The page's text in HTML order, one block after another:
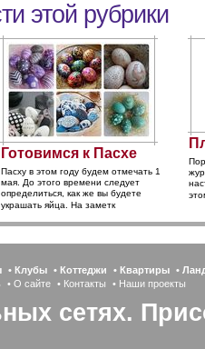
этой рубрики
Готовимся к Пасхе
Пасху в этом году будем отмечать 1
мая. До этого времени следует
определиться, как же вы будете
украшать яйца. На заметк
• Клубы • Коттеджи • Квартиры •
• О сайте • Контакты • Наши проекты
сетях.